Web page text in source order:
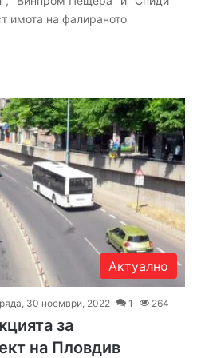
имота на фалираното
Актуално
30 ноември, 2022 1 264
за
на Пловдив